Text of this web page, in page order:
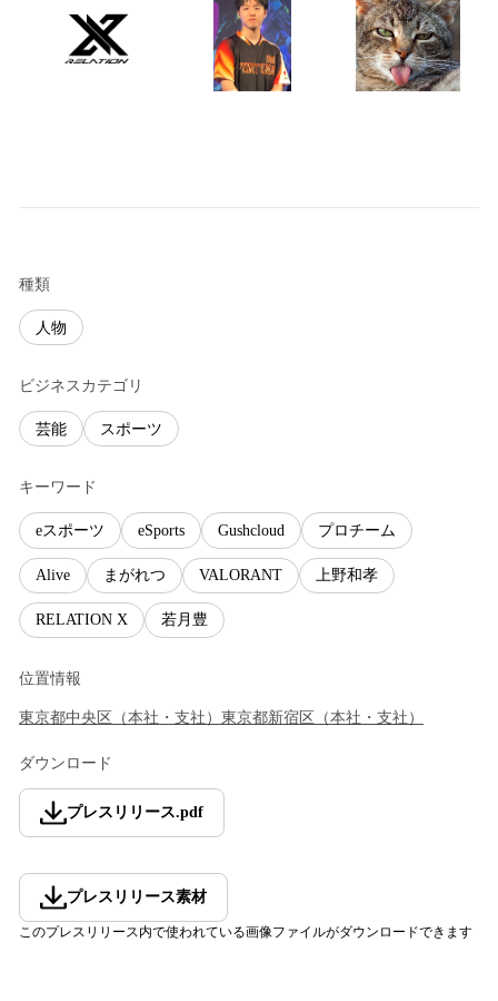
種類
人物
ビジネスカテゴリ
芸能 スポーツ
キーワード
eスポーツ eSports Gushcloud プロチーム
Alive まがれつ VALORANT 上野和孝
RELATION X 若月豊
位置情報
東京都中央区 （本社・支社 ） 東京都新宿区 （本社・支社 ）
ダウンロード
プレスリリース.pdf
プレスリリース素材
このプレスリリース内で使われている画像ファイルがダウンロードできます